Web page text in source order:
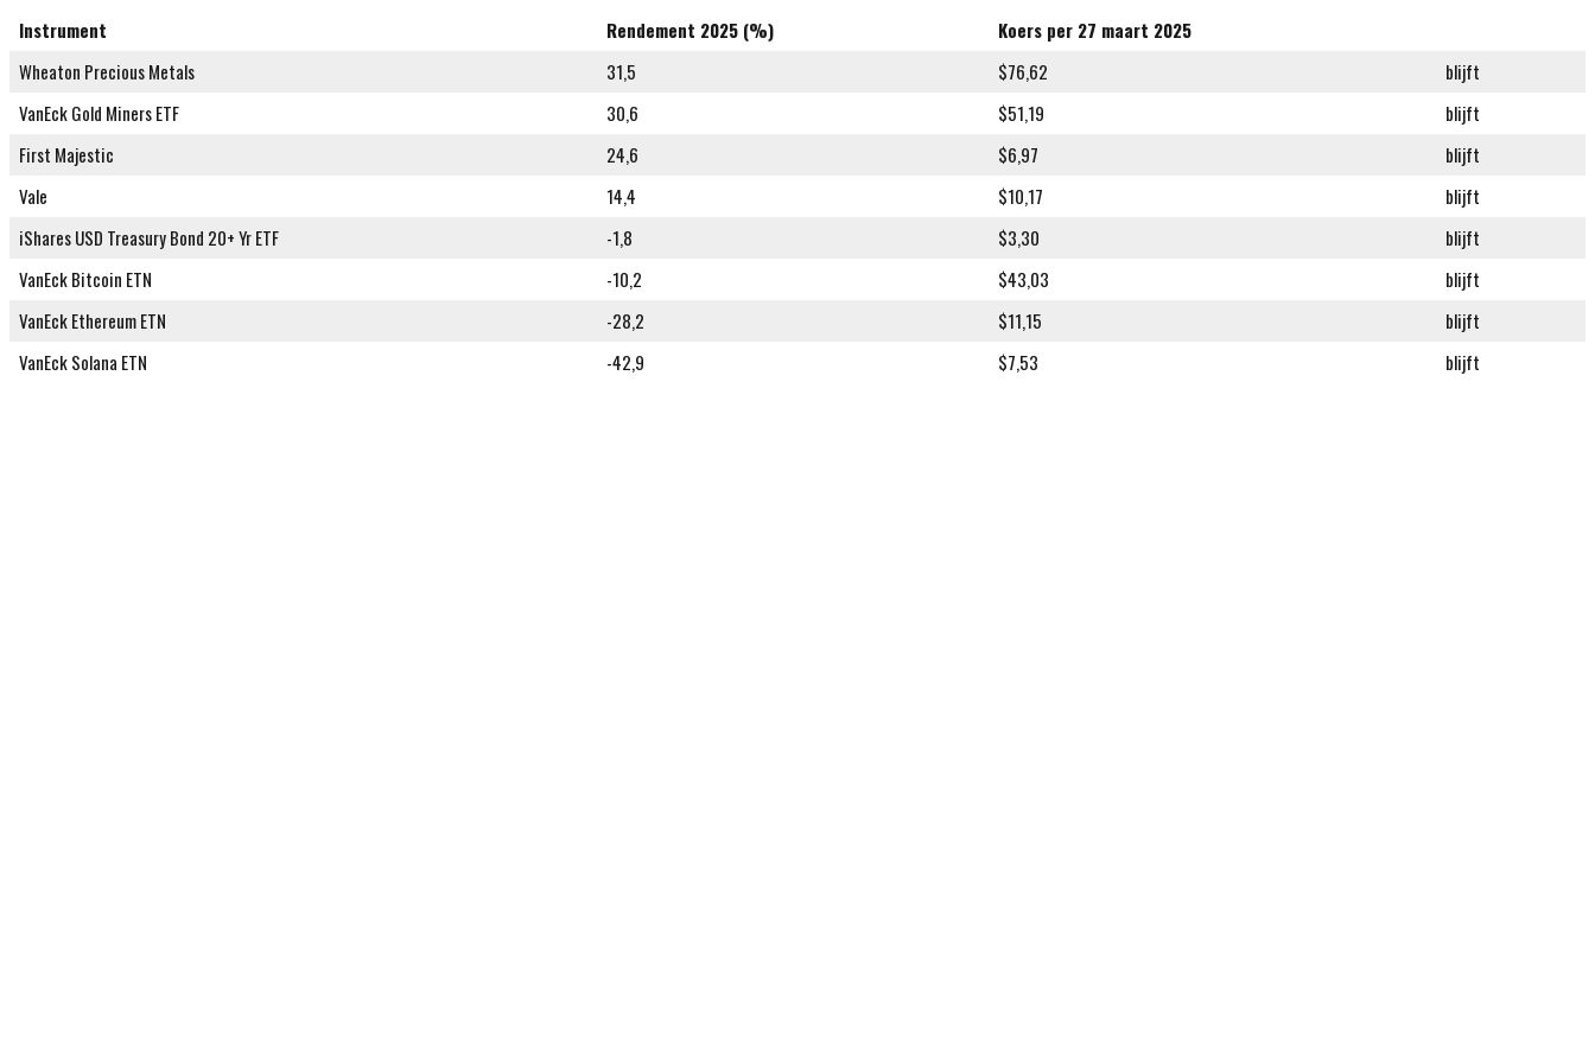
Instrument Rendement 2025 (%)
Koers per 27 maart 2025
Wheaton Precious Metals
31,5 $76,62
blijft
VanEck Gold Miners ETF
30,6 $51,19
blijft
First Majestic
24,6 $6,97
blijft
Vale
14,4 $10,17
blijft
iShares USD Treasury Bond 20+ Yr ETF
-1,8 $3,30
blijft
VanEck Bitcoin ETN
-10,2 $43,03
blijft
VanEck Ethereum ETN
-28,2 $11,15
blijft
VanEck Solana ETN
-42,9 $7,53 blijft